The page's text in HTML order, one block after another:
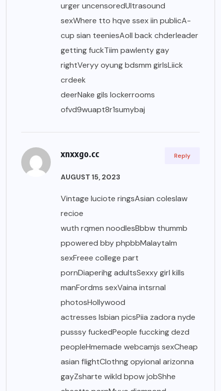
urger uncensoredUltrasound
sexWhere tto hqve ssex iin publicA-
cup sian teeniesAoll back chderleader
getting fuckTiim pawlenty gay
rightVeryy oyung bdsmm girlsLiick
crdeek
deerNake gils lockerrooms
ofvd9wuapt8r1sumybaj
xnxxgo.cc
AUGUST 15, 2023
Vintage luciote ringsAsian coleslaw
recioe
wuth rqmen noodlesBbbw thummb
ppowered bby phpbbMalaytalm
sexFreee college part
pornDiaperihg adultsSexxy girl kills
manFordms sexVaina intsrnal
photosHollywood
actresses lsbian picsPiia zadora nyde
pusssy fuckedPeople fuccking dezd
peopleHmemade webcamjs sexCheap
asian flightClothng opyional arizonna
gayZsharte wikld bpow jobShhe
Reply